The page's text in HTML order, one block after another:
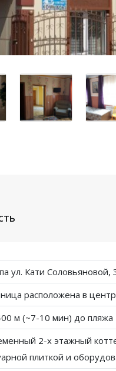
ул. Кати Соловьяновой,
расположена в
м (~7-10 мин) до пляжа
2-х этажный
плиткой и